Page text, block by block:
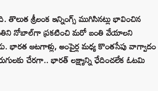
శ్రీలంక ఇన్నింగ్స్ ముగిసినట్లు భావించిన
నోబాల్‌గా ప్రకటించి మరో బంతి వేయాలని
భారత ఆటగాళ్లు, అంపైర్ల మధ్య కొంతసేపు వాగ్వాదం
చేరగా.. భారత్ లక్ష్యాన్ని ఛేదించలేక ఓటమి